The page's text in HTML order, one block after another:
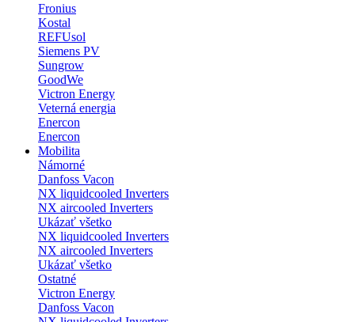
Fronius
Kostal
REFUsol
Siemens PV
Sungrow
GoodWe
Victron Energy
Veterná energia
Enercon
Enercon
Mobilita
Námorné
Danfoss Vacon
NX liquidcooled Inverters
NX aircooled Inverters
Ukázať všetko
NX liquidcooled Inverters
NX aircooled Inverters
Ukázať všetko
Ostatné
Victron Energy
Danfoss Vacon